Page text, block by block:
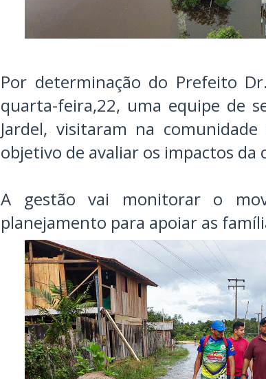
Por determinação do Prefeito
quarta-feira,22, uma equipe de
Jardel, visitaram na
objetivo de avaliar os impactos da
A gestão vai monitorar o
planejamento para apoiar as